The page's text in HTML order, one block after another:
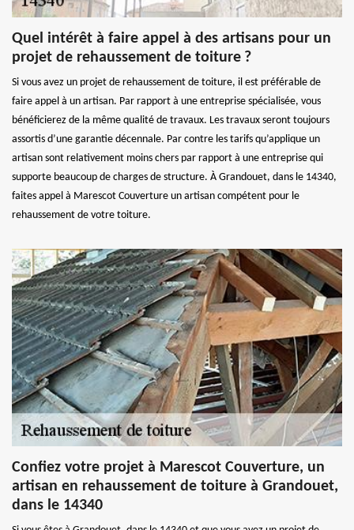
Quel intérêt à faire appel à des artisans pour un
projet de rehaussement de toiture ?
Si vous avez un projet de rehaussement de toiture, il est préférable de
faire appel à un artisan. Par rapport à une entreprise spécialisée, vous
bénéficierez de la même qualité de travaux. Les travaux seront toujours
assortis d’une garantie décennale. Par contre les tarifs qu’applique un
artisan sont relativement moins chers par rapport à une entreprise qui
supporte beaucoup de charges de structure. À Grandouet, dans le 14340,
faites appel à Marescot Couverture un artisan compétent pour le
rehaussement de votre toiture.
Confiez votre projet à Marescot Couverture, un
artisan en rehaussement de toiture à Grandouet,
dans le 14340